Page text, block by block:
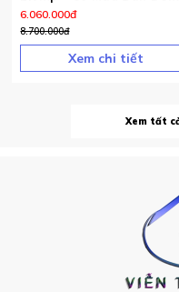
6.060.000đ
8.700.000đ
Xem chi tiết
Xem tất